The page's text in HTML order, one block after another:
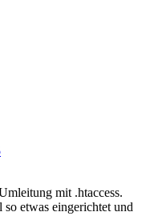
mit .htaccess.
etwas eingerichtet und